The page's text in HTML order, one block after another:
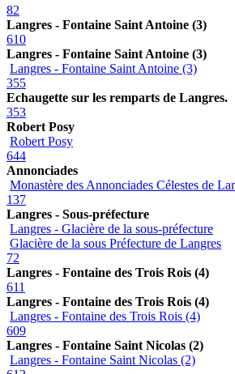
82
Langres - Fontaine Saint Antoine (3)
610
Langres - Fontaine Saint Antoine (3)
Langres - Fontaine Saint Antoine (3)
355
Echaugette sur les remparts de Langres.
353
Robert Posy
Robert Posy
644
Annonciades
Monastère des Annonciades Célestes de
137
Langres - Sous-préfecture
Langres - Glacière de la sous-préfecture
Glacière de la sous Préfecture de Langres
72
Langres - Fontaine des Trois Rois (4)
611
Langres - Fontaine des Trois Rois (4)
Langres - Fontaine des Trois Rois (4)
609
Langres - Fontaine Saint Nicolas (2)
Langres - Fontaine Saint Nicolas (2)